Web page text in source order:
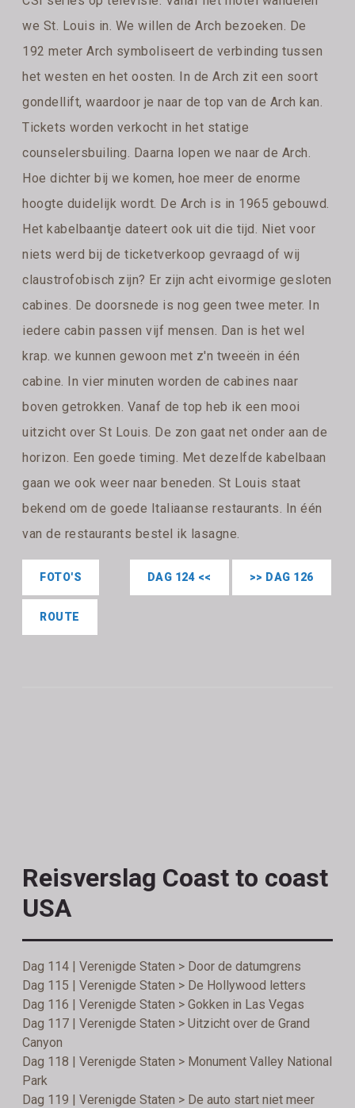
we St. Louis in. We willen de Arch bezoeken. De
192 meter Arch symboliseert de verbinding tussen
het westen en het oosten. In de Arch zit een soort
gondellift, waardoor je naar de top van de Arch kan.
Tickets worden verkocht in het statige
counselersbuiling. Daarna lopen we naar de Arch.
Hoe dichter bij we komen, hoe meer de enorme
hoogte duidelijk wordt. De Arch is in 1965 gebouwd.
Het kabelbaantje dateert ook uit die tijd. Niet voor
niets werd bij de ticketverkoop gevraagd of wij
claustrofobisch zijn? Er zijn acht eivormige gesloten
cabines. De doorsnede is nog geen twee meter. In
iedere cabin passen vijf mensen. Dan is het wel
krap. we kunnen gewoon met z'n tweeën in één
cabine. In vier minuten worden de cabines naar
boven getrokken. Vanaf de top heb ik een mooi
uitzicht over St Louis. De zon gaat net onder aan de
horizon. Een goede timing. Met dezelfde kabelbaan
gaan we ook weer naar beneden. St Louis staat
bekend om de goede Italiaanse restaurants. In één
van de restaurants bestel ik lasagne.
>> DAG 126
DAG 124 <<
FOTO'S
ROUTE
Reisverslag Coast to coast
USA
Dag 114 | Verenigde Staten > Door de datumgrens
Dag 115 | Verenigde Staten > De Hollywood letters
Dag 116 | Verenigde Staten > Gokken in Las Vegas
Dag 117 | Verenigde Staten > Uitzicht over de Grand
Canyon
Dag 118 | Verenigde Staten > Monument Valley National
Park
Dag 119 | Verenigde Staten > De auto start niet meer